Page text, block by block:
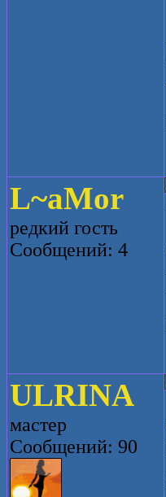
L~aMor
редкий гость
Сообщений: 4
ULRINA
мастер
Сообщений: 90